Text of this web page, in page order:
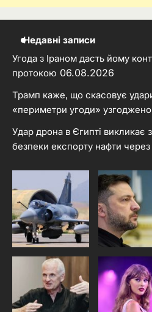
Недавні записи
Угода з Іраном дасть йому
протокою 06.08.2026
Трамп каже, що скасовує
«периметри угоди» узгоджено
Удар дрона в Єгипті викликає
безпеки експорту нафти